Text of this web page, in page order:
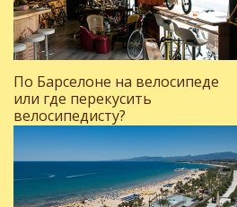
По Барселоне на велосипеде
или где перекусить
велосипедисту?